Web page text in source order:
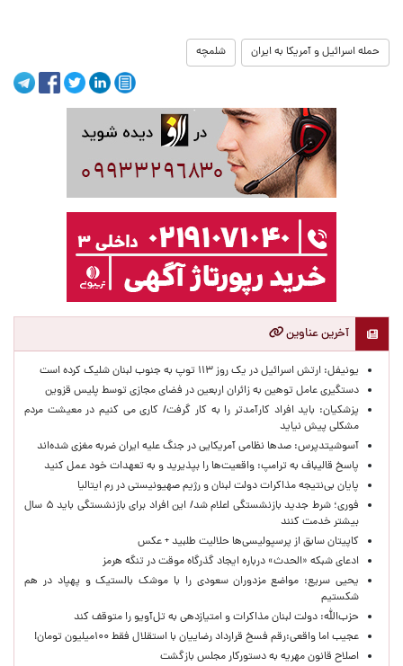
حمله اسرائیل و آمریکا به ایران شلمچه
آخرین عناوین
یونیفل: ارتش اسرائیل در یک روز ۱۱۳ توپ به جنوب لبنان شلیک کرده است
دستگیری عامل توهین به زائران اربعین در فضای مجازی توسط پلیس قزوین
پزشکیان: باید افراد کارآمدتر را به کار گرفت/ کاری می کنیم در معیشت مردم
مشکلی پیش نیاید
آسوشیتدپرس: صدها نظامی آمریکایی در جنگ علیه ایران ضربه مغزی شده‌اند
پاسخ قالیباف به ترامپ: واقعیت‌ها را بپذیرید و به تعهدات خود عمل کنید
پایان بی‌نتیجه مذاکرات دولت لبنان و رژیم صهیونیستی در رم ایتالیا
فوری؛ شرط جدید بازنشستگی اعلام شد/ این افراد برای بازنشستگی باید ۵ سال
بیشتر خدمت کنند
کاپیتان سابق از پرسپولیسی‌ها حلالیت طلبید + عکس
ادعای شبکه «الحدث» درباره ایجاد گذرگاه موقت در تنگه هرمز
یحیی سریع: مواضع مزدوران سعودی را با موشک بالستیک و پهپاد در هم
شکستیم
حزب‌الله: دولت لبنان مذاکرات و امتیازدهی به تل‌آویو را متوقف کند
عجیب اما واقعی:رقم فسخ قرارداد رضاییان با استقلال فقط ۱۰۰میلیون تومان!
اصلاح قانون مهریه به دستورکار مجلس بازگشت